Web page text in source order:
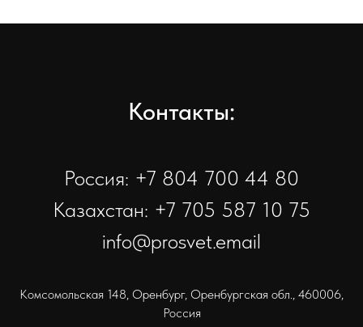
Контакты:
Россия: +7 804 700 44 80
Казахстан: +7 705 587 10 75
info@prosvet.email
Комсомольская 148, Оренбург, Оренбургская обл., 460006,
Россия